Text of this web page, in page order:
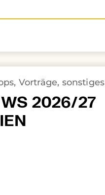
Vorträge, sonstiges
2026/27